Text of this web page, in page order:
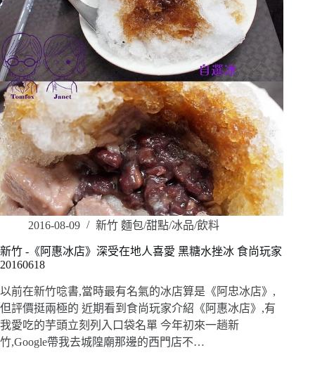
2016-08-09 新竹 麵包/甜點/冰品/飲料
新竹 -《阿惠冰店》深受在地人喜愛 黑糖水挫冰 食尚玩家
20160618
以前在新竹唸書,當時最有名氣的冰店算是《阿忠冰店》,
但評價挺兩極的 近期看到食尚玩家介紹《阿惠冰店》,有
我愛吃的芋頭立刻列入口袋名單 今年初來一趟新
竹,Google帶我去城隍廟那邊的西門店不…